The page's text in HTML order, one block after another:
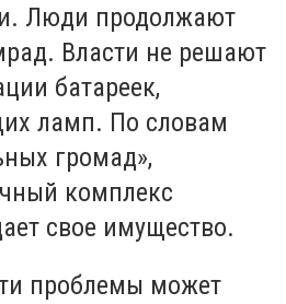
Люди продолжают
Власти не решают
батареек,
ламп. По словам
громад»,
комплекс
свое имущество.
проблемы может